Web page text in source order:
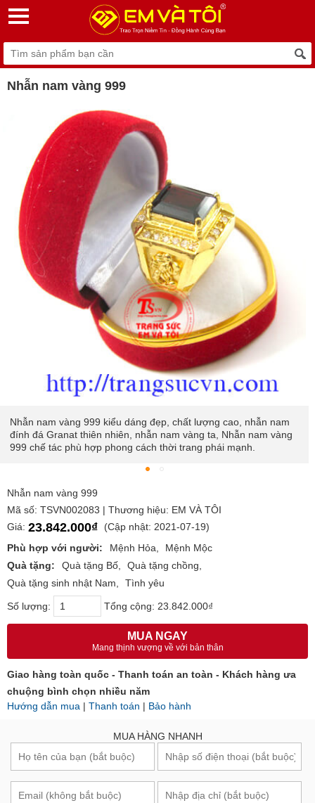
Nhẫn nam vàng 999
Nhẫn nam vàng 999 kiểu dáng đẹp, chất lượng cao, nhẫn nam
đính đá Granat thiên nhiên, nhẫn nam vàng ta, Nhẫn nam vàng
999 chế tác phù hợp phong cách thời trang phái mạnh.
Nhẫn nam vàng 999
Mã số: TSVN002083 | Thương hiệu: EM VÀ TÔI
Giá: 23.842.000₫
(Cập nhật: 2021-07-19)
Phù hợp với người:
Mệnh Hỏa
Mệnh Mộc
Quà tặng:
Quà tặng Bố
Quà tặng chồng
Quà tặng sinh nhật Nam
Tình yêu
Số lượng: Tổng cộng: 23.842.000₫
MUA NGAY
Mang thịnh vượng về với bản thân
Giao hàng toàn quốc - Thanh toán an toàn - Khách hàng ưa
chuộng bình chọn nhiều năm
Hướng dẫn mua | Thanh toán | Bảo hành
MUA HÀNG NHANH